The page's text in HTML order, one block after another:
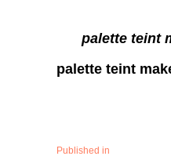
palette teint
palette teint
Published in